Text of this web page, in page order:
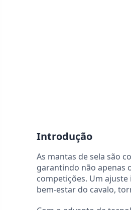
Introdução
As mantas de sela são
garantindo não apenas
competições. Um
bem-estar do cavalo,